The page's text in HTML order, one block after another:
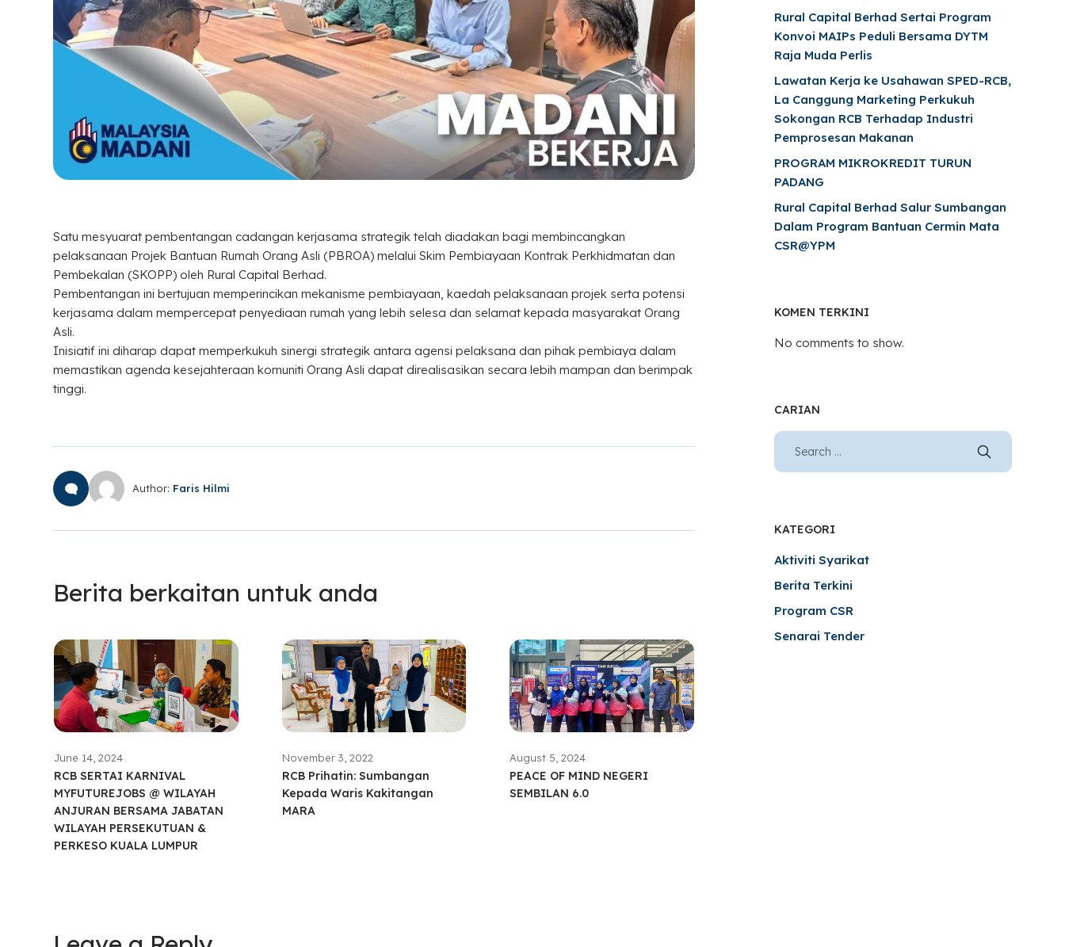
Satu mesyuarat pembentangan cadangan kerjasama strategik telah diadakan bagi membincangkan
pelaksanaan Projek Bantuan Rumah Orang Asli (PBROA) melalui Skim Pembiayaan Kontrak Perkhidmatan dan
Pembekalan (SKOPP) oleh Rural Capital Berhad.
Pembentangan ini bertujuan memperincikan mekanisme pembiayaan, kaedah pelaksanaan projek serta potensi
kerjasama dalam mempercepat penyediaan rumah yang lebih selesa dan selamat kepada masyarakat Orang
Asli.
Inisiatif ini diharap dapat memperkukuh sinergi strategik antara agensi pelaksana dan pihak pembiaya dalam
memastikan agenda kesejahteraan komuniti Orang Asli dapat direalisasikan secara lebih mampan dan berimpak
tinggi.
Author: Faris Hilmi
Berita berkaitan untuk anda
June 14, 2024
RCB SERTAI KARNIVAL
MYFUTUREJOBS @ WILAYAH
ANJURAN BERSAMA JABATAN
WILAYAH PERSEKUTUAN &
PERKESO KUALA LUMPUR
November 3, 2022
RCB Prihatin: Sumbangan
Kepada Waris Kakitangan
MARA
August 5, 2024
PEACE OF MIND NEGERI
SEMBILAN 6.0
Rural Capital Berhad Sertai Program
Konvoi MAIPs Peduli Bersama DYTM
Raja Muda Perlis
Lawatan Kerja ke Usahawan SPED-RCB,
La Canggung Marketing Perkukuh
Sokongan RCB Terhadap Industri
Pemprosesan Makanan
PROGRAM MIKROKREDIT TURUN
PADANG
Rural Capital Berhad Salur Sumbangan
Dalam Program Bantuan Cermin Mata
CSR@YPM
KOMEN TERKINI
No comments to show.
CARIAN
KATEGORI
Aktiviti Syarikat
Berita Terkini
Program CSR
Senarai Tender